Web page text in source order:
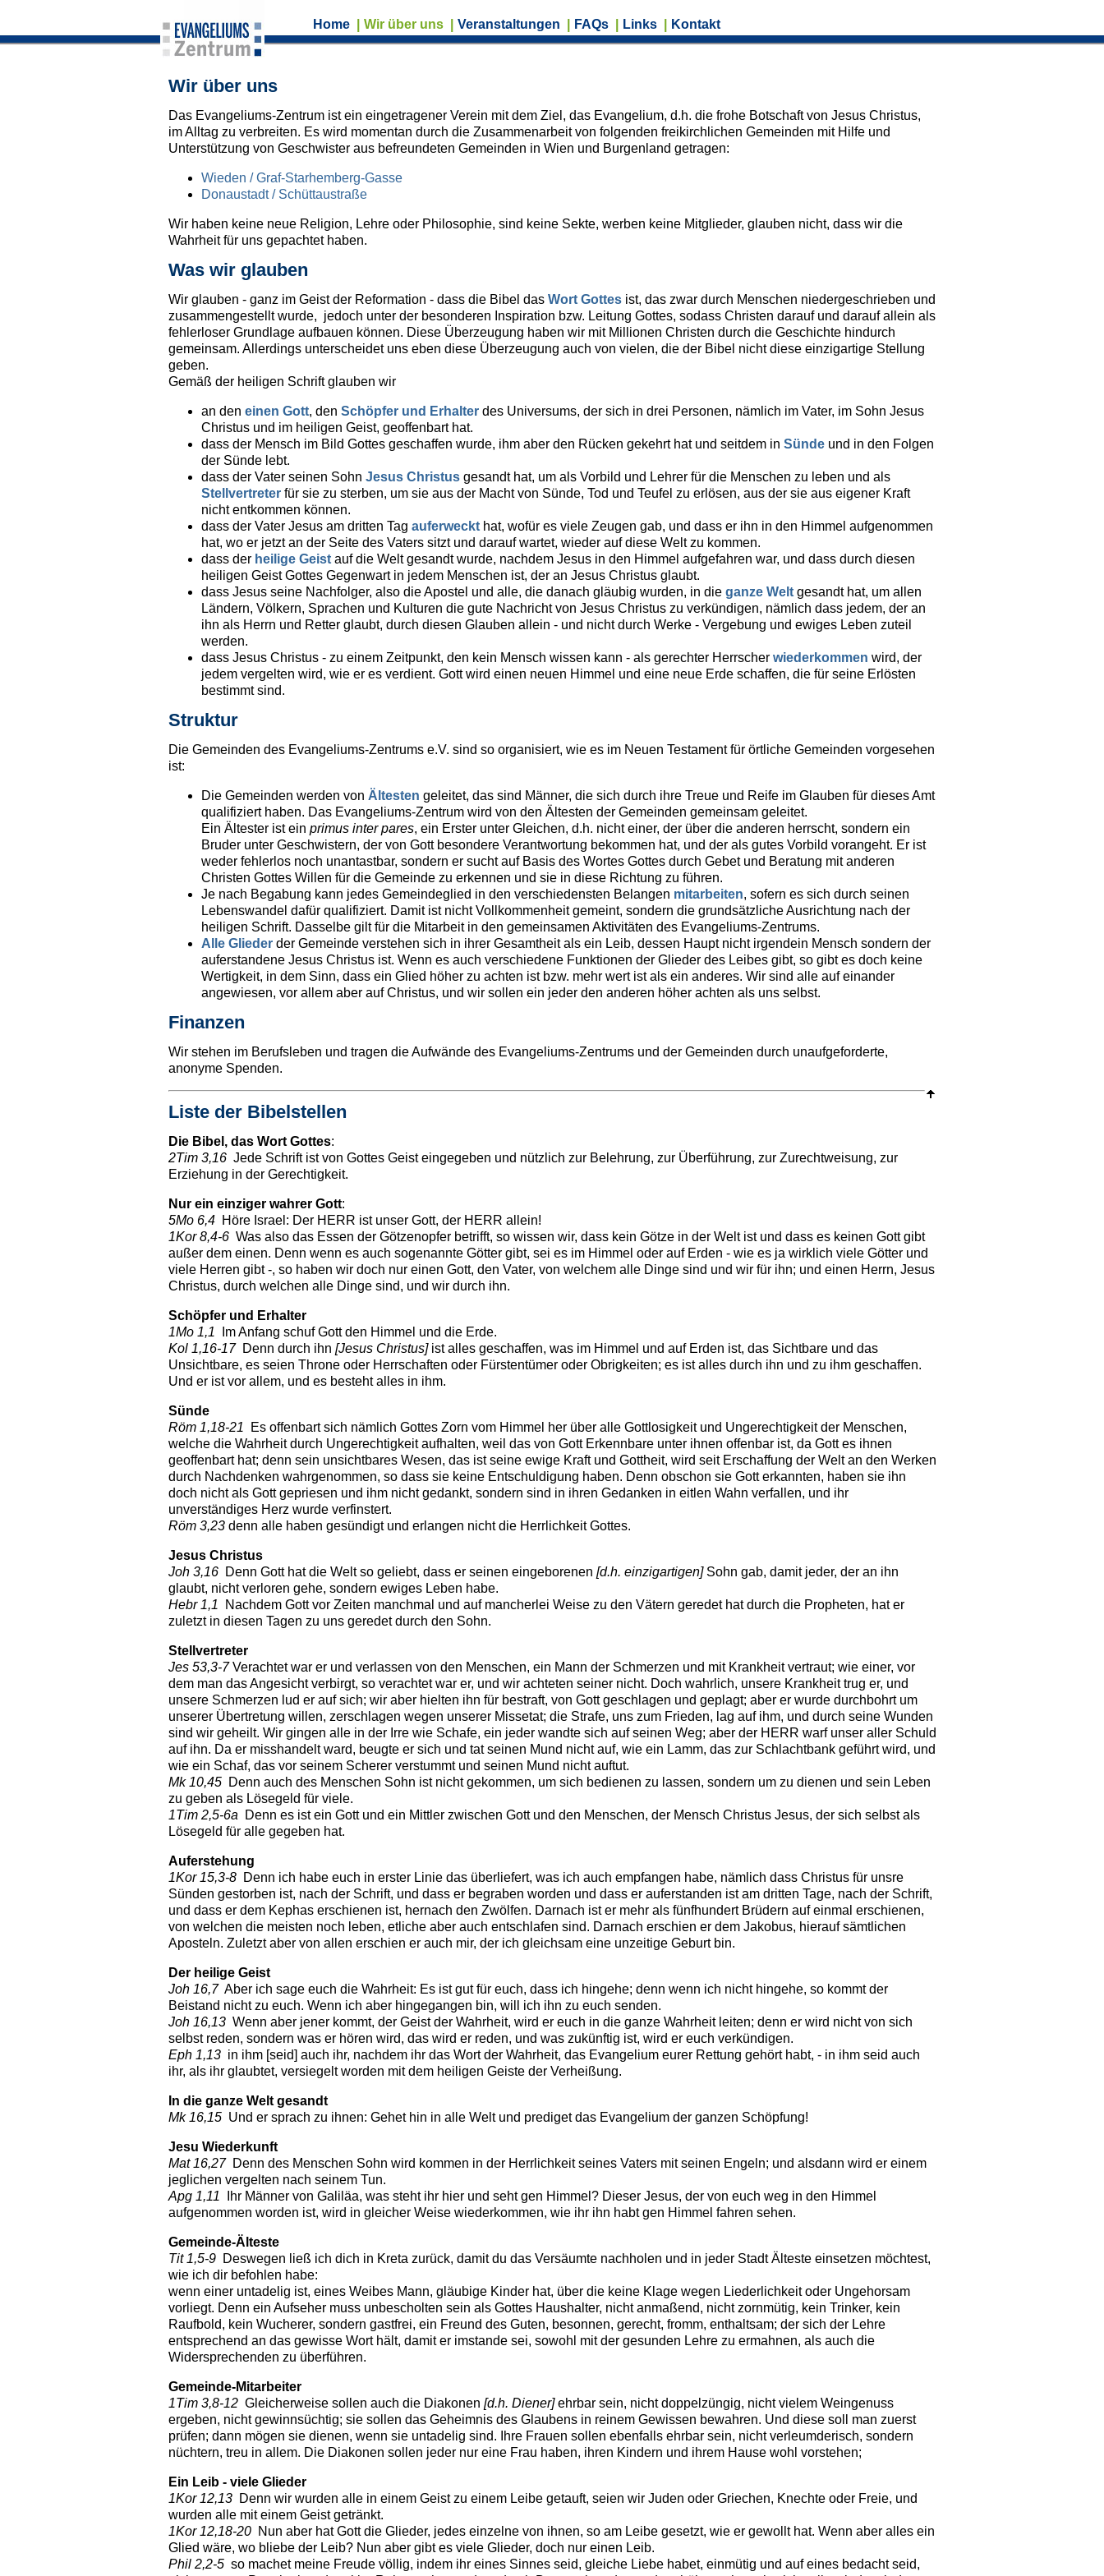
Home| Wir über uns| Veranstaltungen FAQs| Links| Kontakt
Wir über uns
Das Evangeliums-Zentrum ist ein eingetragener Verein mit dem Ziel, das Evangelium, d.h. die frohe Botschaft von Jesus Christus,
im Alltag zu verbreiten. Es wird momentan durch die Zusammenarbeit von folgenden freikirchlichen Gemeinden mit Hilfe und
Unterstützung von Geschwister aus befreundeten Gemeinden in Wien und Burgenland getragen:
Wieden / Graf-Starhemberg-Gasse
Donaustadt / Schüttaustraße
Wir haben keine neue Religion, Lehre oder Philosophie, sind keine Sekte, werben keine Mitglieder, glauben nicht, dass wir die
Wahrheit für uns gepachtet haben.
Was wir glauben
Wir glauben - ganz im Geist der Reformation - dass die Bibel das Wort Gottes ist, das zwar durch Menschen niedergeschrieben und
zusammengestellt wurde, jedoch unter der besonderen Inspiration bzw. Leitung Gottes, sodass Christen darauf und darauf allein als
fehlerloser Grundlage aufbauen können. Diese Überzeugung haben wir mit Millionen Christen durch die Geschichte hindurch
gemeinsam. Allerdings unterscheidet uns eben diese Überzeugung auch von vielen, die der Bibel nicht diese einzigartige Stellung
geben.
Gemäß der heiligen Schrift glauben wir
an den einen Gott, den Schöpfer und Erhalterdes Universums, der sich in drei Personen, nämlich im Vater, im Sohn Jesus
Christus und im heiligen Geist, geoffenbart hat.
dass der Mensch im Bild Gottes geschaffen wurde, ihm aber den Rücken gekehrt hat und seitdem in Sündeund in den Folgen
der Sünde lebt.
dass der Vater seinen Sohn Jesus Christusgesandt hat, um als Vorbild und Lehrer für die Menschen zu leben und als
Stellvertreterfür sie zu sterben, um sie aus der Macht von Sünde, Tod und Teufel zu erlösen, aus der sie aus eigener Kraft
nicht entkommen können.
dass der Vater Jesus am dritten Tag auferweckthat, wofür es viele Zeugen gab, und dass er ihn in den Himmel aufgenommen
hat, wo er jetzt an der Seite des Vaters sitzt und darauf wartet, wieder auf diese Welt zu kommen.
dass der heilige Geistauf die Welt gesandt wurde, nachdem Jesus in den Himmel aufgefahren war, und dass durch diesen
heiligen Geist Gottes Gegenwart in jedem Menschen ist, der an Jesus Christus glaubt.
dass Jesus seine Nachfolger, also die Apostel und alle, die danach gläubig wurden, in die ganze Weltgesandt hat, um allen
Ländern, Völkern, Sprachen und Kulturen die gute Nachricht von Jesus Christus zu verkündigen, nämlich dass jedem, der an
ihn als Herrn und Retter glaubt, durch diesen Glauben allein - und nicht durch Werke - Vergebung und ewiges Leben zuteil
werden.
dass Jesus Christus - zu einem Zeitpunkt, den kein Mensch wissen kann - als gerechter Herrscher wiederkommen wird, der
jedem vergelten wird, wie er es verdient. Gott wird einen neuen Himmel und eine neue Erde schaffen, die für seine Erlösten
bestimmt sind.
Struktur
Die Gemeinden des Evangeliums-Zentrums e.V. sind so organisiert, wie es im Neuen Testament für örtliche Gemeinden vorgesehen
ist:
Die Gemeinden werden von Ältesten geleitet, das sind Männer, die sich durch ihre Treue und Reife im Glauben für dieses Amt
qualifiziert haben. Das Evangeliums-Zentrum wird von den Ältesten der Gemeinden gemeinsam geleitet.
Ein Ältester ist ein primus inter pares, ein Erster unter Gleichen, d.h. nicht einer, der über die anderen herrscht, sondern ein
Bruder unter Geschwistern, der von Gott besondere Verantwortung bekommen hat, und der als gutes Vorbild vorangeht. Er ist
weder fehlerlos noch unantastbar, sondern er sucht auf Basis des Wortes Gottes durch Gebet und Beratung mit anderen
Christen Gottes Willen für die Gemeinde zu erkennen und sie in diese Richtung zu führen.
Je nach Begabung kann jedes Gemeindeglied in den verschiedensten Belangen mitarbeiten, sofern es sich durch seinen
Lebenswandel dafür qualifiziert. Damit ist nicht Vollkommenheit gemeint, sondern die grundsätzliche Ausrichtung nach der
heiligen Schrift. Dasselbe gilt für die Mitarbeit in den gemeinsamen Aktivitäten des Evangeliums-Zentrums.
Alle Gliederder Gemeinde verstehen sich in ihrer Gesamtheit als ein Leib, dessen Haupt nicht irgendein Mensch sondern der
auferstandene Jesus Christus ist. Wenn es auch verschiedene Funktionen der Glieder des Leibes gibt, so gibt es doch keine
Wertigkeit, in dem Sinn, dass ein Glied höher zu achten ist bzw. mehr wert ist als ein anderes. Wir sind alle auf einander
angewiesen, vor allem aber auf Christus, und wir sollen ein jeder den anderen höher achten als uns selbst.
Finanzen
Wir stehen im Berufsleben und tragen die Aufwände des Evangeliums-Zentrums und der Gemeinden durch unaufgeforderte,
anonyme Spenden.
Liste der Bibelstellen
Die Bibel, das Wort Gottes:
2Tim 3,16Jede Schrift ist von Gottes Geist eingegeben und nützlich zur Belehrung, zur Überführung, zur Zurechtweisung, zur
Erziehung in der Gerechtigkeit.
Nur ein einziger wahrer Gott:
5Mo 6,4Höre Israel: Der HERR ist unser Gott, der HERR allein!
1Kor 8,4-6Was also das Essen der Götzenopfer betrifft, so wissen wir, dass kein Götze in der Welt ist und dass es keinen Gott gibt
außer dem einen. Denn wenn es auch sogenannte Götter gibt, sei es im Himmel oder auf Erden - wie es ja wirklich viele Götter und
viele Herren gibt -, so haben wir doch nur einen Gott, den Vater, von welchem alle Dinge sind und wir für ihn; und einen Herrn, Jesus
Christus, durch welchen alle Dinge sind, und wir durch ihn.
Schöpfer und Erhalter
1Mo 1,1 Im Anfang schuf Gott den Himmel und die Erde.
Kol 1,16-17Denn durch ihn [Jesus Christus]ist alles geschaffen, was im Himmel und auf Erden ist, das Sichtbare und das
Unsichtbare, es seien Throne oder Herrschaften oder Fürstentümer oder Obrigkeiten; es ist alles durch ihn und zu ihm geschaffen.
Und er ist vor allem, und es besteht alles in ihm.
Sünde
Röm 1,18-21 Es offenbart sich nämlich Gottes Zorn vom Himmel her über alle Gottlosigkeit und Ungerechtigkeit der Menschen,
welche die Wahrheit durch Ungerechtigkeit aufhalten, weil das von Gott Erkennbare unter ihnen offenbar ist, da Gott es ihnen
geoffenbart hat; denn sein unsichtbares Wesen, das ist seine ewige Kraft und Gottheit, wird seit Erschaffung der Welt an den Werken
durch Nachdenken wahrgenommen, so dass sie keine Entschuldigung haben. Denn obschon sie Gott erkannten, haben sie ihn
doch nicht als Gott gepriesen und ihm nicht gedankt, sondern sind in ihren Gedanken in eitlen Wahn verfallen, und ihr
unverständiges Herz wurde verfinstert.
Röm 3,23 denn alle haben gesündigt und erlangen nicht die Herrlichkeit Gottes.
Jesus Christus
Joh 3,16Denn Gott hat die Welt so geliebt, dass er seinen eingeborenen [d.h. einzigartigen]Sohn gab, damit jeder, der an ihn
glaubt, nicht verloren gehe, sondern ewiges Leben habe.
Hebr 1,1 Nachdem Gott vor Zeiten manchmal und auf mancherlei Weise zu den Vätern geredet hat durch die Propheten, hat er
zuletzt in diesen Tagen zu uns geredet durch den Sohn.
Stellvertreter
Jes 53,3-7Verachtet war er und verlassen von den Menschen, ein Mann der Schmerzen und mit Krankheit vertraut; wie einer, vor
dem man das Angesicht verbirgt, so verachtet war er, und wir achteten seiner nicht. Doch wahrlich, unsere Krankheit trug er, und
unsere Schmerzen lud er auf sich; wir aber hielten ihn für bestraft, von Gott geschlagen und geplagt; aber er wurde durchbohrt um
unserer Übertretung willen, zerschlagen wegen unserer Missetat; die Strafe, uns zum Frieden, lag auf ihm, und durch seine Wunden
sind wir geheilt. Wir gingen alle in der Irre wie Schafe, ein jeder wandte sich auf seinen Weg; aber der HERR warf unser aller Schuld
auf ihn. Da er misshandelt ward, beugte er sich und tat seinen Mund nicht auf, wie ein Lamm, das zur Schlachtbank geführt wird, und
wie ein Schaf, das vor seinem Scherer verstummt und seinen Mund nicht auftut.
Mk 10,45Denn auch des Menschen Sohn ist nicht gekommen, um sich bedienen zu lassen, sondern um zu dienen und sein Leben
zu geben als Lösegeld für viele.
1Tim 2,5-6a Denn es ist ein Gott und ein Mittler zwischen Gott und den Menschen, der Mensch Christus Jesus, der sich selbst als
Lösegeld für alle gegeben hat.
Auferstehung
1Kor 15,3-8Denn ich habe euch in erster Linie das überliefert, was ich auch empfangen habe, nämlich dass Christus für unsre
Sünden gestorben ist, nach der Schrift, und dass er begraben worden und dass er auferstanden ist am dritten Tage, nach der Schrift,
und dass er dem Kephas erschienen ist, hernach den Zwölfen. Darnach ist er mehr als fünfhundert Brüdern auf einmal erschienen,
von welchen die meisten noch leben, etliche aber auch entschlafen sind. Darnach erschien er dem Jakobus, hierauf sämtlichen
Aposteln. Zuletzt aber von allen erschien er auch mir, der ich gleichsam eine unzeitige Geburt bin.
Der heilige Geist
Joh 16,7Aber ich sage euch die Wahrheit: Es ist gut für euch, dass ich hingehe; denn wenn ich nicht hingehe, so kommt der
Beistand nicht zu euch. Wenn ich aber hingegangen bin, will ich ihn zu euch senden.
Joh 16,13Wenn aber jener kommt, der Geist der Wahrheit, wird er euch in die ganze Wahrheit leiten; denn er wird nicht von sich
selbst reden, sondern was er hören wird, das wird er reden, und was zukünftig ist, wird er euch verkündigen.
Eph 1,13in ihm [seid] auch ihr, nachdem ihr das Wort der Wahrheit, das Evangelium eurer Rettung gehört habt, - in ihm seid auch
ihr, als ihr glaubtet, versiegelt worden mit dem heiligen Geiste der Verheißung.
In die ganze Weltgesandt
Mk 16,15Und er sprach zu ihnen: Gehet hin in alle Welt und prediget das Evangelium der ganzen Schöpfung!
Jesu Wiederkunft
Mat 16,27Denn des Menschen Sohn wird kommen in der Herrlichkeit seines Vaters mit seinen Engeln; und alsdann wird er einem
jeglichen vergelten nach seinem Tun.
Apg 1,11 Ihr Männer von Galiläa, was steht ihr hier und seht gen Himmel? Dieser Jesus, der von euch weg in den Himmel
aufgenommen worden ist, wird in gleicher Weise wiederkommen, wie ihr ihn habt gen Himmel fahren sehen.
Gemeinde-Älteste
Tit 1,5-9Deswegen ließ ich dich in Kreta zurück, damit du das Versäumte nachholen und in jeder Stadt Älteste einsetzen möchtest,
wie ich dir befohlen habe:
wenn einer untadelig ist, eines Weibes Mann, gläubige Kinder hat, über die keine Klage wegen Liederlichkeit oder Ungehorsam
vorliegt. Denn ein Aufseher muss unbescholten sein als Gottes Haushalter, nicht anmaßend, nicht zornmütig, kein Trinker, kein
Raufbold, kein Wucherer, sondern gastfrei, ein Freund des Guten, besonnen, gerecht, fromm, enthaltsam; der sich der Lehre
entsprechend an das gewisse Wort hält, damit er imstande sei, sowohl mit der gesunden Lehre zu ermahnen, als auch die
Widersprechenden zu überführen.
Gemeinde-Mitarbeiter
1Tim 3,8-12Gleicherweise sollen auch die Diakonen [d.h. Diener]ehrbar sein, nicht doppelzüngig, nicht vielem Weingenuss
ergeben, nicht gewinnsüchtig; sie sollen das Geheimnis des Glaubens in reinem Gewissen bewahren. Und diese soll man zuerst
prüfen; dann mögen sie dienen, wenn sie untadelig sind. Ihre Frauen sollen ebenfalls ehrbar sein, nicht verleumderisch, sondern
nüchtern, treu in allem. Die Diakonen sollen jeder nur eine Frau haben, ihren Kindern und ihrem Hause wohl vorstehen;
Ein Leib- viele Glieder
1Kor 12,13Denn wir wurden alle in einem Geist zu einem Leibe getauft, seien wir Juden oder Griechen, Knechte oder Freie, und
wurden alle mit einem Geist getränkt.
1Kor 12,18-20Nun aber hat Gott die Glieder, jedes einzelne von ihnen, so am Leibe gesetzt, wie er gewollt hat. Wenn aber alles ein
Glied wäre, wo bliebe der Leib? Nun aber gibt es viele Glieder, doch nur einen Leib.
Phil 2,2-5so machet meine Freude völlig, indem ihr eines Sinnes seid, gleiche Liebe habet, einmütig und auf eines bedacht seid,